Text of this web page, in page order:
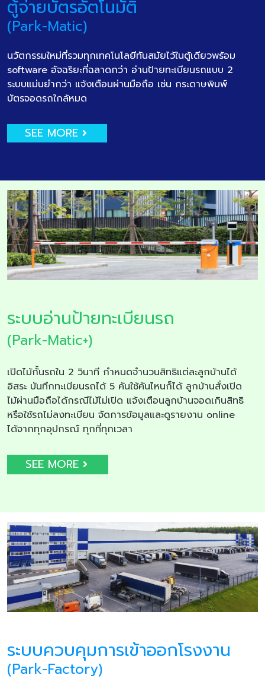
ตู้จ่ายบัตรอัตโนมัติ
(Park-Matic)
นวัตกรรมใหม่ที่รวมทุกเทคโนโลยีทันสมัยไว้ในตู้เดียวพร้อม
software อัจฉริยะที่ฉลาดกว่า อ่านป้ายทะเบียนรถแบบ 2
ระบบแม่นยำกว่า แจ้งเตือนผ่านมือถือ เช่น กระดาษพิมพ์
บัตรจอดรถใกล้หมด
SEE MORE
ระบบอ่านป้ายทะเบียนรถ
(Park-Matic+)
เปิดไม้กั้นรถใน 2 วินาที กำหนดจำนวนสิทธิแต่ละลูกบ้านได้
อิสระ บันทึกทะเบียนรถได้ 5 คันใช้คันไหนก็ได้ ลูกบ้านสั่งเปิด
ไม้ผ่านมือถือได้กรณีไม้ไม่เปิด แจ้งเตือนลูกบ้านจอดเกินสิทธิ
หรือใช้รถไม่ลงทะเบียน จัดการข้อมูลและดูรายงาน online
ได้จากทุกอุปกรณ์ ทุกที่ทุกเวลา
SEE MORE
ระบบควบคุมการเข้าออกโรงงาน
(Park-Factory)